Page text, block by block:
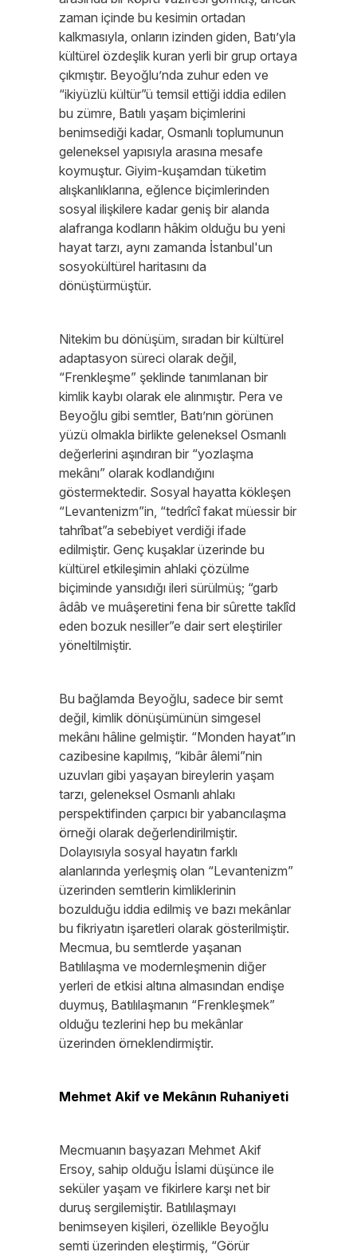
zaman içinde bu kesimin ortadan
kalkmasıyla, onların izinden giden, Batı’yla
kültürel özdeşlik kuran yerli bir grup ortaya
çıkmıştır. Beyoğlu’nda zuhur eden ve
“ikiyüzlü kültür”ü temsil ettiği iddia edilen
bu zümre, Batılı yaşam biçimlerini
benimsediği kadar, Osmanlı toplumunun
geleneksel yapısıyla arasına mesafe
koymuştur. Giyim-kuşamdan tüketim
alışkanlıklarına, eğlence biçimlerinden
sosyal ilişkilere kadar geniş bir alanda
alafranga kodların hâkim olduğu bu yeni
hayat tarzı, aynı zamanda İstanbul'un
sosyokültürel haritasını da
dönüştürmüştür.
Nitekim bu dönüşüm, sıradan bir kültürel
adaptasyon süreci olarak değil,
“Frenkleşme” şeklinde tanımlanan bir
kimlik kaybı olarak ele alınmıştır. Pera ve
Beyoğlu gibi semtler, Batı’nın görünen
yüzü olmakla birlikte geleneksel Osmanlı
değerlerini aşındıran bir “yozlaşma
mekânı” olarak kodlandığını
göstermektedir. Sosyal hayatta kökleşen
“Levantenizm”in, “tedrîcî fakat müessir bir
tahrîbat”a sebebiyet verdiği ifade
edilmiştir. Genç kuşaklar üzerinde bu
kültürel etkileşimin ahlaki çözülme
biçiminde yansıdığı ileri sürülmüş; “garb
âdâb ve muâşeretini fena bir sûrette taklîd
eden bozuk nesiller”e dair sert eleştiriler
yöneltilmiştir.
Bu bağlamda Beyoğlu, sadece bir semt
değil, kimlik dönüşümünün simgesel
mekânı hâline gelmiştir. “Monden hayat”ın
cazibesine kapılmış, “kibâr âlemi”nin
uzuvları gibi yaşayan bireylerin yaşam
tarzı, geleneksel Osmanlı ahlakı
perspektifinden çarpıcı bir yabancılaşma
örneği olarak değerlendirilmiştir.
Dolayısıyla sosyal hayatın farklı
alanlarında yerleşmiş olan “Levantenizm”
üzerinden semtlerin kimliklerinin
bozulduğu iddia edilmiş ve bazı mekânlar
bu fikriyatın işaretleri olarak gösterilmiştir.
Mecmua, bu semtlerde yaşanan
Batılılaşma ve modernleşmenin diğer
yerleri de etkisi altına almasından endişe
duymuş, Batılılaşmanın “Frenkleşmek”
olduğu tezlerini hep bu mekânlar
üzerinden örneklendirmiştir.
Mehmet Akif ve Mekânın Ruhaniyeti
Mecmuanın başyazarı Mehmet Akif
Ersoy, sahip olduğu İslami düşünce ile
seküler yaşam ve fikirlere karşı net bir
duruş sergilemiştir. Batılılaşmayı
benimseyen kişileri, özellikle Beyoğlu
semti üzerinden eleştirmiş, “Görür